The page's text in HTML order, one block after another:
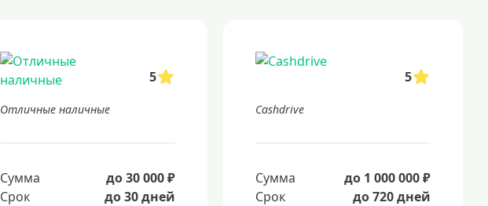
5
Отличные наличные
Сумма
до 30 000 ₽
Срок
до 30 дней
5
Cashdrive
Сумма
до 1 000 000 ₽
Срок
до 720 дней